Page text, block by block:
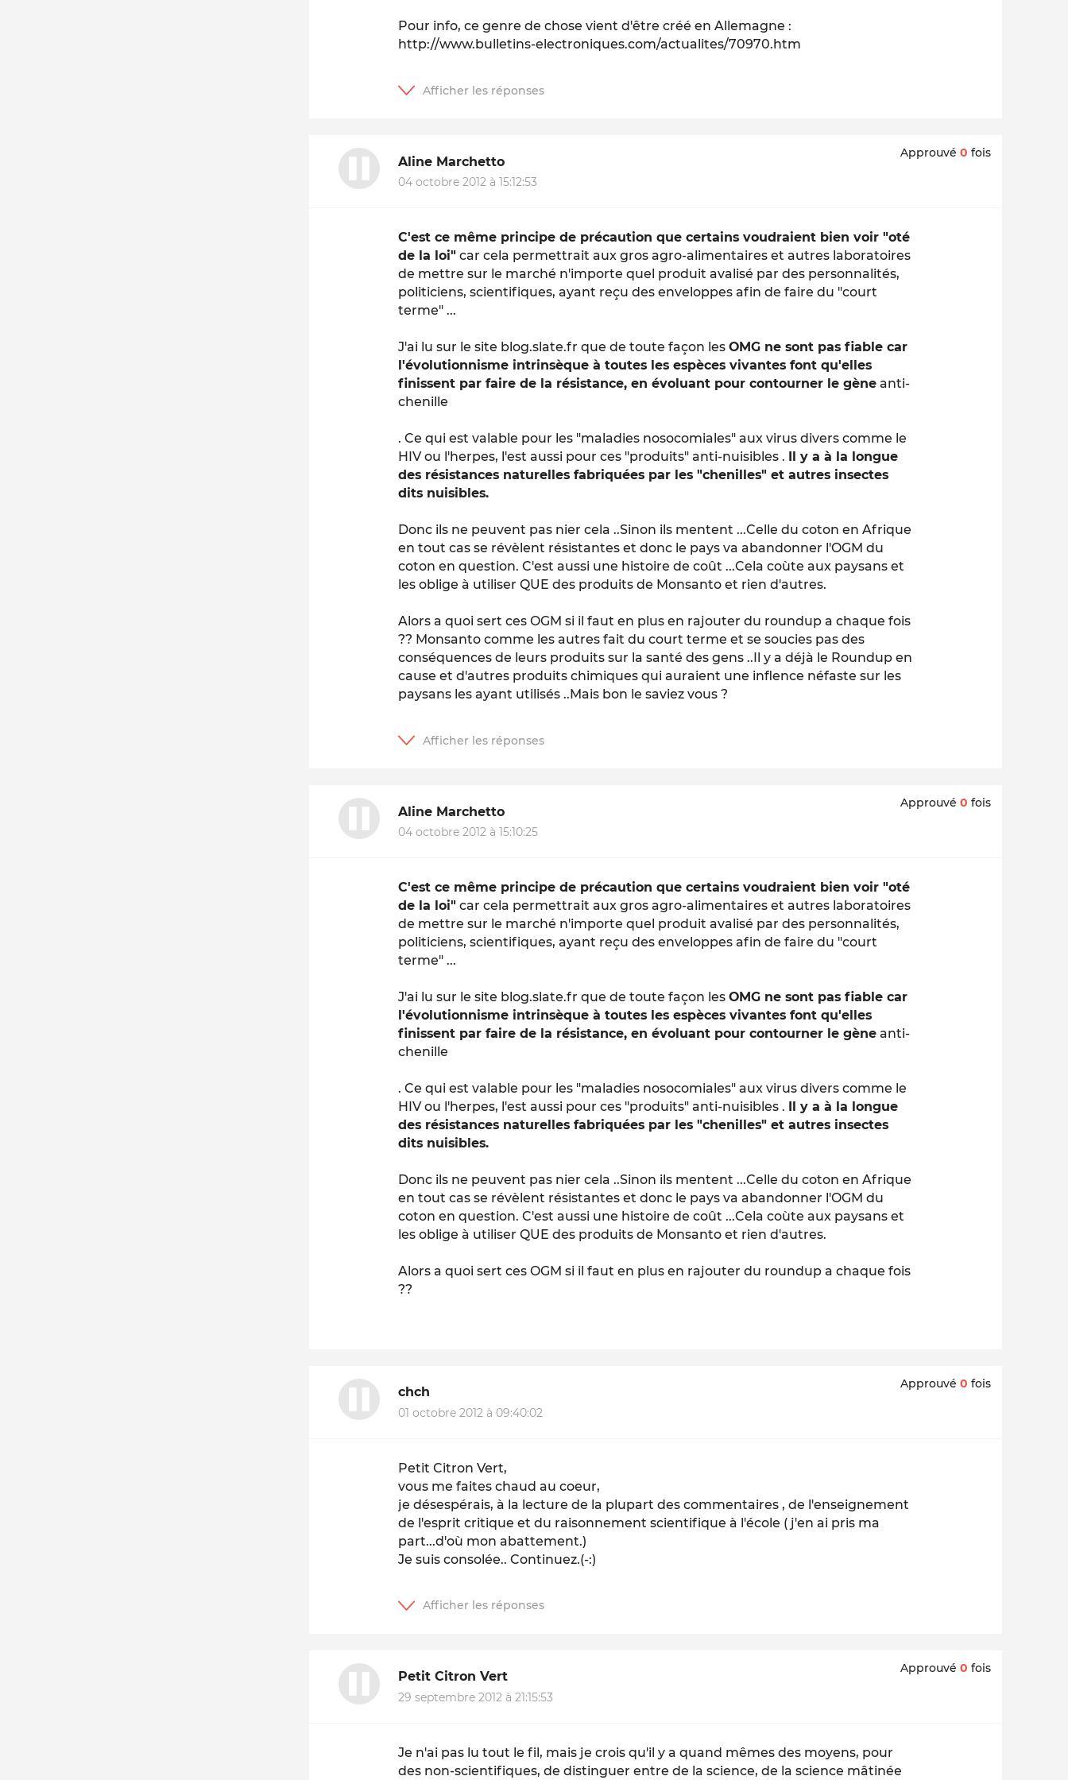
Pour info, ce genre de chose vient d'être créé en Allemagne :
http://www.bulletins-electroniques.com/actualites/70970.htm
Aline Marchetto
04 octobre 2012 à 15:12:53
Approuvé 0 fois
C'est ce même principe de précaution que certains voudraient bien voir "oté
de la loi" car cela permettrait aux gros agro-alimentaires et autres laboratoires
de mettre sur le marché n'importe quel produit avalisé par des personnalités,
politiciens, scientifiques, ayant reçu des enveloppes afin de faire du "court
terme" ...
J'ai lu sur le site blog.slate.fr que de toute façon lesOMG ne sont pas fiable car
l'évolutionnisme intrinsèque à toutes les espèces vivantes font qu'elles
finissent par faire de la résistance, en évoluant pour contourner le gène anti-
chenille
. Ce qui est valable pour les "maladies nosocomiales" aux virus divers comme le
HIV ou l'herpes, l'est aussi pour ces "produits" anti-nuisibles . Il y a à la longue
des résistances naturelles fabriquées par les "chenilles" et autres insectes
dits nuisibles.
Donc ils ne peuvent pas nier cela ..Sinon ils mentent ...Celle du coton en Afrique
en tout cas se révèlent résistantes et donc le pays va abandonner l'OGM du
coton en question. C'est aussi une histoire de coût ...Cela coùte aux paysans et
les oblige à utiliser QUE des produits de Monsanto et rien d'autres.
Alors a quoi sert ces OGM si il faut en plus en rajouter du roundup a chaque fois
?? Monsanto comme les autres fait du court terme et se soucies pas des
conséquences de leurs produits sur la santé des gens ..Il y a déjà le Roundup en
cause et d'autres produits chimiques qui auraient une inflence néfaste sur les
paysans les ayant utilisés ..Mais bon le saviez vous ?
Aline Marchetto
04 octobre 2012 à 15:10:25
Approuvé 0 fois
C'est ce même principe de précaution que certains voudraient bien voir "oté
de la loi" car cela permettrait aux gros agro-alimentaires et autres laboratoires
de mettre sur le marché n'importe quel produit avalisé par des personnalités,
politiciens, scientifiques, ayant reçu des enveloppes afin de faire du "court
terme" ...
J'ai lu sur le site blog.slate.fr que de toute façon lesOMG ne sont pas fiable car
l'évolutionnisme intrinsèque à toutes les espèces vivantes font qu'elles
finissent par faire de la résistance, en évoluant pour contourner le gène anti-
chenille
. Ce qui est valable pour les "maladies nosocomiales" aux virus divers comme le
HIV ou l'herpes, l'est aussi pour ces "produits" anti-nuisibles . Il y a à la longue
des résistances naturelles fabriquées par les "chenilles" et autres insectes
dits nuisibles.
Donc ils ne peuvent pas nier cela ..Sinon ils mentent ...Celle du coton en Afrique
en tout cas se révèlent résistantes et donc le pays va abandonner l'OGM du
coton en question. C'est aussi une histoire de coût ...Cela coùte aux paysans et
les oblige à utiliser QUE des produits de Monsanto et rien d'autres.
Alors a quoi sert ces OGM si il faut en plus en rajouter du roundup a chaque fois
??
chch
01 octobre 2012 à 09:40:02
Approuvé 0 fois
Petit Citron Vert,
vous me faites chaud au coeur,
je désespérais, à la lecture de la plupart des commentaires , de l'enseignement
de l'esprit critique et du raisonnement scientifique à l'école ( j'en ai pris ma
part...d'où mon abattement.)
Je suis consolée.. Continuez.(-:)
Petit Citron Vert
29 septembre 2012 à 21:15:53
Approuvé 0 fois
Je n'ai pas lu tout le fil, mais je crois qu'il y a quand mêmes des moyens, pour
des non-scientifiques, de distinguer entre de la science, de la science mâtinée